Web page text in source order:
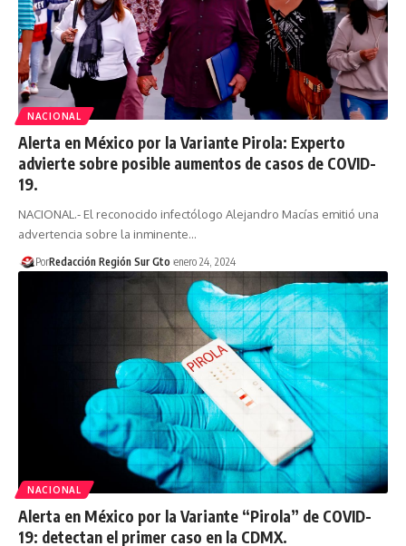
NACIONAL
Alerta en México por la Variante Pirola: Experto
advierte sobre posible aumentos de casos de COVID-
19.
NACIONAL.- El reconocido infectólogo Alejandro Macías emitió una
advertencia sobre la inminente…
PorRedacción Región Sur Gto enero 24, 2024
NACIONAL
Alerta en México por la Variante “Pirola” de COVID-
19: detectan el primer caso en la CDMX.